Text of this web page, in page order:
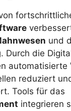
und
. Durch die
automatisierte
reduziert
Tools für das
integrieren